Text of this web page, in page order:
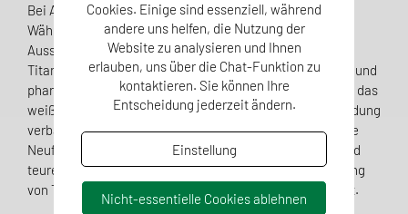
Bei Arzneimitteln wurde ein anderer Ansatz verfolgt.
Während Titandioxid in Lebensmitteln lediglich für das
Aussehen verwendet wurde, kann die Entfernung von
Titandioxid aus Arzneimitteln deren Wirkung, Sicherheit und
pharmazeutische Qualität beeinträchtigen. Daher wurde das
weiße Pigment nicht aus der pharmazeutischen Verwendung
verbannt, um Versorgungsengpässe zu vermeiden, da die
Neuformulierung dieser Arzneimittel ein langwieriges und
teures Zulassungsverfahren erfordert. Eine Neubewertung
von Titandioxid in Arzneimitteln ist für April 2024 geplant.
Cookies. Einige sind essenziell, während
andere uns helfen, die Nutzung der
Website zu analysieren und Ihnen
erlauben, uns über die Chat-Funktion zu
kontaktieren. Sie können Ihre
Entscheidung jederzeit ändern.
Einstellung
Nicht-essentielle Cookies ablehnen